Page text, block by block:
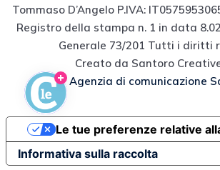
Tommaso D’Angelo P.IVA:
Registro della stampa n. 1 in data
Generale 73/201 Tutti i diritti
Creato da Santoro
Agenzia di comunicazione
Informativa sulla raccolta
Le tue preferenze relative